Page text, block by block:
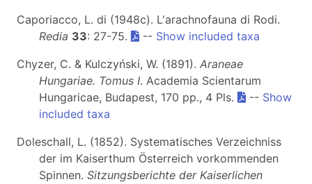
Caporiacco, L. di (1948c). L'arachnofauna di Rodi.
Redia 33: 27-75. -- Show included taxa
Chyzer, C. & Kulczyński, W. (1891). Araneae
Hungariae. Tomus I. Academia Scientarum
Hungaricae, Budapest, 170 pp., 4 Pls.
-- Show
included taxa
Doleschall, L. (1852). Systematisches Verzeichniss
der im Kaiserthum Österreich vorkommenden
Spinnen. Sitzungsberichte der Kaiserlichen